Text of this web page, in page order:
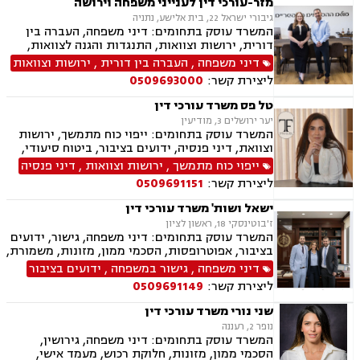
פונדקאות, חטיפת ילדים, ידועים בציבור, ייצוג
קטינים, גישור במשפחה
גיבורי ישראל 22, בית אלישע, נתניה
המשרד עוסק בתחומים: דיני משפחה, העברה בין
דורית, ירושות וצוואות, התנגדות והגנה לצוואות,
ייפוי כוח מתמשך, הסכמי ממון, גישור במשפחה,
ידועים בציבור, אפוטרופסות, אבהות, מזונות,
משמורת, גירושין, הורות חד מינית, חוק הנוער,
חלוקת רכוש, זמני שהות, ניכור הורי, גישור
ובוררויות.
דיני משפחה , העברה בין דורית , ירושות וצוואות
ליצירת קשר: 0509693000
טל פס משרד עורכי דין
יער ירושלים 3, מודיעין
המשרד עוסק בתחומים: ייפוי כוח מתמשך, ירושות
וצוואת, דיני פנסיה, ידועים בציבור, ביטוח סיעודי,
תביעות ביטוח ונזקי רכוש
ייפוי כוח מתמשך, ירושות וצוואות , דיני פנסיה
ליצירת קשר: 0509691151
ישאל ושות' משרד עורכי דין
ז'בוטינסקי 18, ראשון לציון
המשרד עוסק בתחומים: דיני משפחה, גישור, ידועים
בציבור, אפוטרופסות, הסכמי ממון, מזונות, משמורת,
גירושין, טוען רבני, חלוקת רכוש, מעמד אישי, זמני
שהות, אומנה, ניכור הורי, מקרקעין ונדל"ן, ליקויי
בניה, עסקאות מכר דירה, דיני חברות, מסחרי אזרחי,
צווי מניעה, הוצאה לפועל ירושות וצוואות, גישור
עסקי, סכסוכי שכנים
דיני משפחה ,גישור במשפחה , ידועים בציבור
ליצירת קשר: 0509691149
שני נורי משרד עורכי דין
נופר 2, רעננה
המשרד עוסק בתחומים: דיני משפחה, גירושין,
הסכמי ממון, מזונות, חלוקת רכוש, מעמד אישי,